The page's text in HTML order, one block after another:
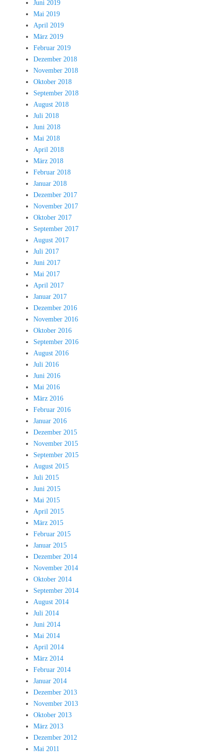
Juni 2019
Mai 2019
April 2019
März 2019
Februar 2019
Dezember 2018
November 2018
Oktober 2018
September 2018
August 2018
Juli 2018
Juni 2018
Mai 2018
April 2018
März 2018
Februar 2018
Januar 2018
Dezember 2017
November 2017
Oktober 2017
September 2017
August 2017
Juli 2017
Juni 2017
Mai 2017
April 2017
Januar 2017
Dezember 2016
November 2016
Oktober 2016
September 2016
August 2016
Juli 2016
Juni 2016
Mai 2016
März 2016
Februar 2016
Januar 2016
Dezember 2015
November 2015
September 2015
August 2015
Juli 2015
Juni 2015
Mai 2015
April 2015
März 2015
Februar 2015
Januar 2015
Dezember 2014
November 2014
Oktober 2014
September 2014
August 2014
Juli 2014
Juni 2014
Mai 2014
April 2014
März 2014
Februar 2014
Januar 2014
Dezember 2013
November 2013
Oktober 2013
März 2013
Dezember 2012
Mai 2011